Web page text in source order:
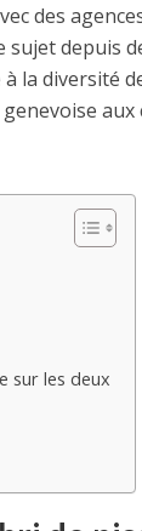
des
sujet depuis
la diversité
aux
sur les deux